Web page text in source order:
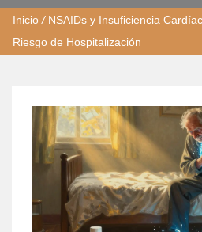
Inicio / NSAIDs y Insuficiencia
Riesgo de Hospitalización